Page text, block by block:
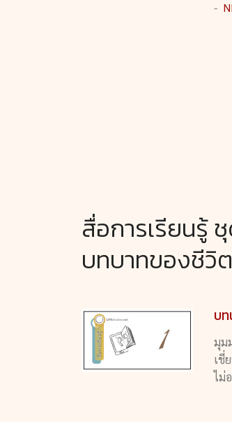
-
สื่อการเรียนรู้
บทบาทของชีวิ
บ
มุม
เชี่
ไม่